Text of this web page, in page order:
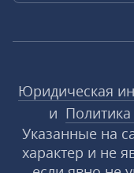
Юридическая
и
Указанные на
характер и не